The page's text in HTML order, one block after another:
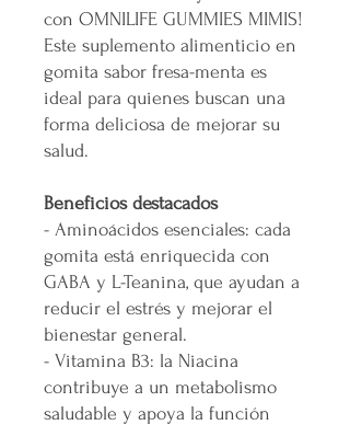
con OMNILIFE GUMMIES MIMIS!
Este suplemento alimenticio en
gomita sabor fresa-menta es
ideal para quienes buscan una
forma deliciosa de mejorar su
salud.
Beneficios destacados
- Aminoácidos esenciales: cada
gomita está enriquecida con
GABA y L-Teanina, que ayudan a
reducir el estrés y mejorar el
bienestar general.
- Vitamina B3: la Niacina
contribuye a un metabolismo
saludable y apoya la función